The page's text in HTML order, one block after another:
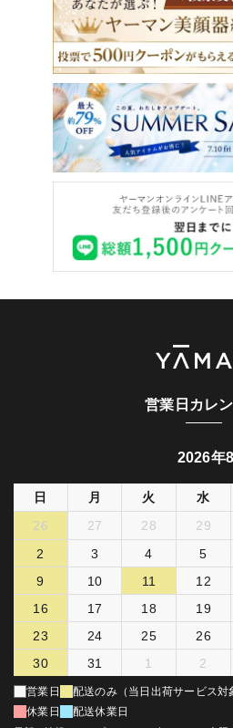
営業日カレ
2026年
日 月 火 水
26
27 28 29
2
3 4 5
9
10 11 12
16
17 18 19
23
24 25 26
30
31 1 2
営業日
配送のみ（当日出荷サービス対
休業日
配送休業日